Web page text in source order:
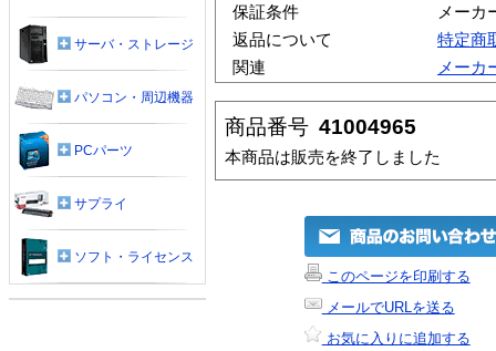
保証条件
メーカ
返品について
特定商
関連
メーカ
商品番号 41004965
本商品は販売を終了しました
このページを印刷する
メールでURLを送る
お気に入りに追加する
サーバ・ストレージ
パソコン・周辺機器
PCパーツ
サプライ
ソフト・ライセンス